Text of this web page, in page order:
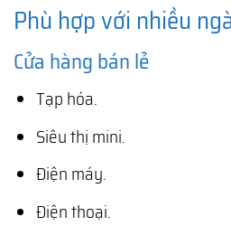
Phù hợp với nhiều
Cửa hàng bán lẻ
Tạp hóa.
Siêu thị mini.
Điện máy.
Điện thoại.